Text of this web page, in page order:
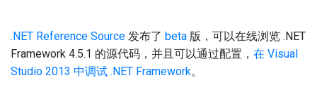
.NET Reference Source 发布了 beta 版，可以在线浏览 .NET
Framework 4.5.1 的源代码，并且可以通过配置， 在 Visual
Studio 2013 中调试 .NET Framework。